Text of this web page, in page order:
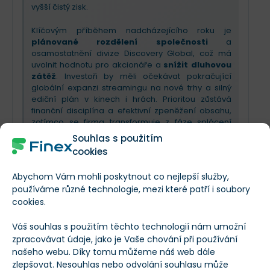
Souhlas s použitím
cookies
Abychom Vám mohli poskytnout co nejlepší služby,
používáme různé technologie, mezi které patří i soubory
cookies.
Váš souhlas s použitím těchto technologií nám umožní
zpracovávat údaje, jako je Vaše chování při používání
našeho webu. Díky tomu můžeme náš web dále
zlepšovat. Nesouhlas nebo odvolání souhlasu může
vyšší čistý zisk.
Klíčovým příběhem nadcházejícího roku je
plánované rozdělení společnosti a
osamostatnění divize Discovery Global, což má
uvolnit hodnotu pro akcionáře a snížit dluhovou
zátěž. Investoři by měli očekávat pokračující
globální expanzi streamingu na nové trhy a silný
ediční plán v kinech i hrách. Prioritou zůstává
finanční disciplína a efektivní zpeněžení obsahu,
zatímco se firma transformuje z fáze splácení
dluhů do fáze strategického růstu a inovací.
Fiskální rok končící 31. 12. 2024 Miss
Firma nenaplnila očekávání trhu a vykázala
hlubší ztrátu při nižších tržbách. Zisk na akcii
dosáhl -$4,62 (5 %pod očekáváním).